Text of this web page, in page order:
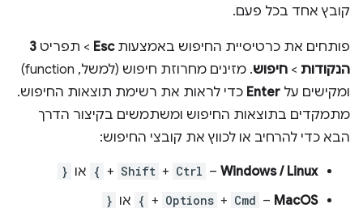
קובץ אחד בכל פעם.
פותחים את כרטיסיית החיפוש באמצעותEsc > תפריט 3
הנקודות > חיפוש
. מזינים מחרוזת חיפוש (למשל, function)
ומקישים על Enter כדי לראות את רשימת תוצאות החיפוש.
מתמקדים בתוצאות החיפוש ומשתמשים בקיצור הדרך
הבא כדי להרחיב או לכווץ את קובצי החיפוש:
Windows / Linux
– ‏
Ctrl
+
Shift
+
{ או }
MacOS
– ‏
Cmd
+
Options
+
{ או }